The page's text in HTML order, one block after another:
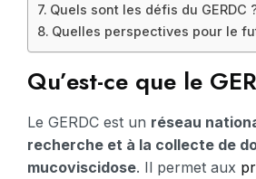
Quels sont les défis du GERDC
Quelles perspectives pour le
Qu’est-ce que le
Le GERDC est un réseau
recherche et à la collecte de
mucoviscidose. Il permet aux